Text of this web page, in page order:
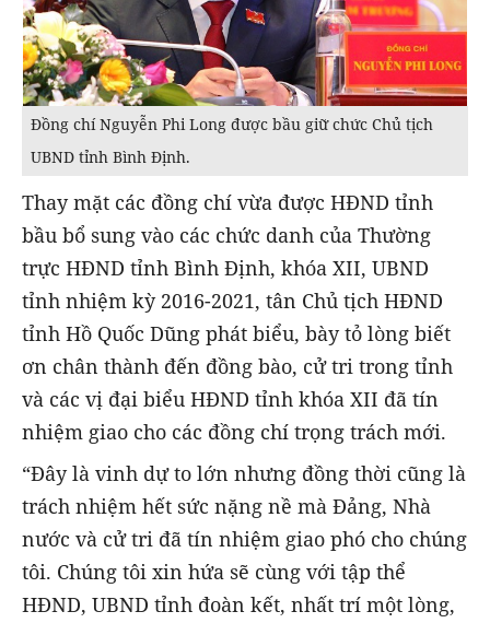
Đồng chí Nguyễn Phi Long được bầu giữ chức Chủ tịch
UBND tỉnh Bình Định.
Thay mặt các đồng chí vừa được HĐND tỉnh
bầu bổ sung vào các chức danh của Thường
trực HĐND tỉnh Bình Định, khóa XII, UBND
tỉnh nhiệm kỳ 2016-2021, tân Chủ tịch HĐND
tỉnh Hồ Quốc Dũng phát biểu, bày tỏ lòng biết
ơn chân thành đến đồng bào, cử tri trong tỉnh
và các vị đại biểu HĐND tỉnh khóa XII đã tín
nhiệm giao cho các đồng chí trọng trách mới.
“Đây là vinh dự to lớn nhưng đồng thời cũng là
trách nhiệm hết sức nặng nề mà Đảng, Nhà
nước và cử tri đã tín nhiệm giao phó cho chúng
tôi. Chúng tôi xin hứa sẽ cùng với tập thể
HĐND, UBND tỉnh đoàn kết, nhất trí một lòng,